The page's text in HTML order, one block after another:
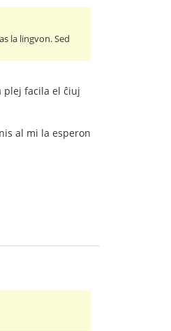
la lingvon. Sed
plej facila el ĉiuj
al mi la esperon